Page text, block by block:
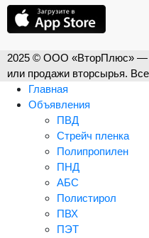
2025 © ООО «ВторПлюс» —
или продажи вторсырья.
Главная
Объявления
ПВД
Стрейч пленка
Полипропилен
ПНД
АБС
Полистирол
ПВХ
ПЭТ